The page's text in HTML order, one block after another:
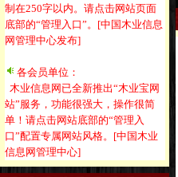
制在250字以内。请点击网站页面
底部的“管理入口”。[中国木业信息
网管理中心发布]
各会员单位：
木业信息网已全新推出“木业宝网
站”服务，功能很强大，操作很简
单！请点击网站底部的“管理入
口”配置专属网站风格。[中国木业
信息网管理中心]